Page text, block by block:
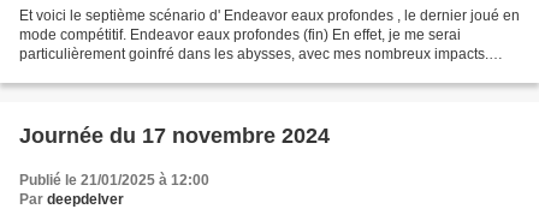
Et voici le septième scénario d' Endeavor eaux profondes , le dernier joué en
mode compétitif. Endeavor eaux profondes (fin) En effet, je me serai
particulièrement goinfré dans les abysses, avec mes nombreux impacts.
Journée du 17 novembre 2024
Publié le 21/01/2025 à 12:00
Par deepdelver